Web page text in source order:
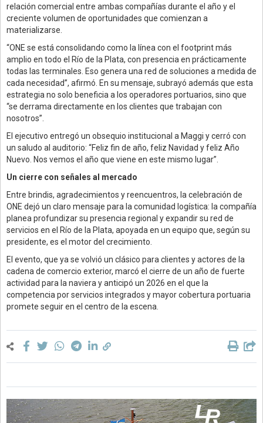
relación comercial entre ambas compañías durante el año y el
creciente volumen de oportunidades que comienzan a
materializarse.
“ONE se está consolidando como la línea con el footprint más
amplio en todo el Río de la Plata, con presencia en prácticamente
todas las terminales. Eso genera una red de soluciones a medida de
cada necesidad”, afirmó. En su mensaje, subrayó además que esta
estrategia no solo beneficia a los operadores portuarios, sino que
“se derrama directamente en los clientes que trabajan con
nosotros”.
El ejecutivo entregó un obsequio institucional a Maggi y cerró con
un saludo al auditorio: “Feliz fin de año, feliz Navidad y feliz Año
Nuevo. Nos vemos el año que viene en este mismo lugar”.
Un cierre con señales al mercado
Entre brindis, agradecimientos y reencuentros, la celebración de
ONE dejó un claro mensaje para la comunidad logística: la compañía
planea profundizar su presencia regional y expandir su red de
servicios en el Río de la Plata, apoyada en un equipo que, según su
presidente, es el motor del crecimiento.
El evento, que ya se volvió un clásico para clientes y actores de la
cadena de comercio exterior, marcó el cierre de un año de fuerte
actividad para la naviera y anticipó un 2026 en el que la
competencia por servicios integrados y mayor cobertura portuaria
promete seguir en el centro de la escena.